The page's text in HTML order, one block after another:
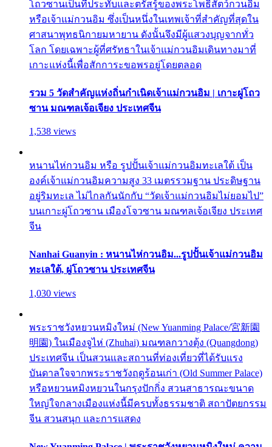
โถวซานเป็นที่ประทับและตรัสรู้ของพระโพธิสัตว์กวนอิม
หรือเจ้าแม่กวนอิม ซึ่งเป็นหนึ่งในเทพเจ้าที่สำคัญที่สุดใน
ศาสนาพุทธนิกายมหายาน ดังนั้นจึงมีผู้แสวงบุญจากทั่ว
โลก โดยเฉพาะผู้ที่ศรัทธาในเจ้าแม่กวนอิมเดินทางมาที่
เกาะแห่งนี้เพื่อสักการะขอพรอยู่โดยตลอด
รวม 5 วัดสำคัญแห่งถิ่นกำเนิดเจ้าแม่กวนอิม | เกาะผู่โถว
ซาน มณฑลเจ้อเจียง ประเทศจีน
1,538 views
หนานไห่กวนอิม หรือ รูปปั้นเจ้าแม่กวนอิมทะเลใต้ เป็น
องค์เจ้าแม่กวนอิมความสูง 33 เมตรรวมฐาน ประดิษฐาน
อยู่ริมทะเล ไม่ไกลกันนักกับ “วัดเจ้าแม่กวนอิมไม่ยอมไป”
บนเกาะผู่โถวซาน เมืองโจวซาน มณฑลเจ้อเจียง ประเทศ
จีน
Nanhai Guanyin : หนานไห่กวนอิม...รูปปั้นเจ้าแม่กวนอิม
ทะเลใต้, ผู่โถวซาน ประเทศจีน
1,030 views
พระราชวังหยวนหมิงใหม่ (New Yuanming Palace/宮新園
明園) ในเมืองจูไห่ (Zhuhai) มณฑลกวางตุ้ง (Quangdong)
ประเทศจีน เป็นสวนและสถานที่ท่องเที่ยวที่ได้รับแรง
บันดาลใจจากพระราชวังฤดูร้อนเก่า (Old Summer Palace)
หรือหยวนหมิงหยวนในกรุงปักกิ่ง สวนสาธารณะขนาด
ใหญ่ใจกลางเมืองแห่งนี้มีครบทั้งธรรมชาติ สถาปัตยกรรม
จีน สวนสนุก และการแสดง